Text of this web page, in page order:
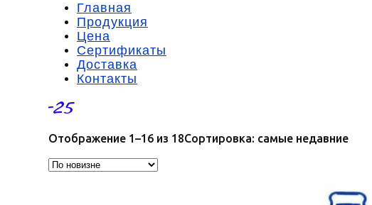
Главная
Продукция
Цена
Сертификаты
Доставка
Контакты
-25
Отображение 1–16 из 18Сортировка: самые недавние